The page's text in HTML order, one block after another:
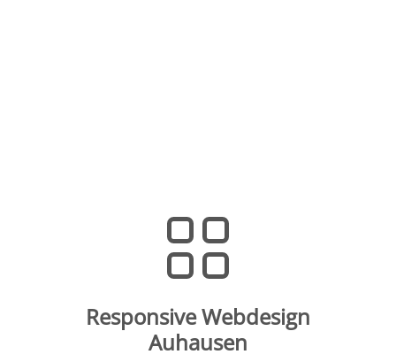
Responsive Webdesign
Auhausen